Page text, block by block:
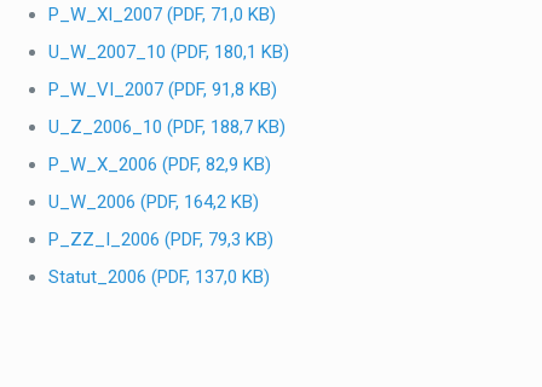
P_W_XI_2007 (PDF, 71,0 KB)
U_W_2007_10 (PDF, 180,1 KB)
P_W_VI_2007 (PDF, 91,8 KB)
U_Z_2006_10 (PDF, 188,7 KB)
P_W_X_2006 (PDF, 82,9 KB)
U_W_2006 (PDF, 164,2 KB)
P_ZZ_I_2006 (PDF, 79,3 KB)
Statut_2006 (PDF, 137,0 KB)